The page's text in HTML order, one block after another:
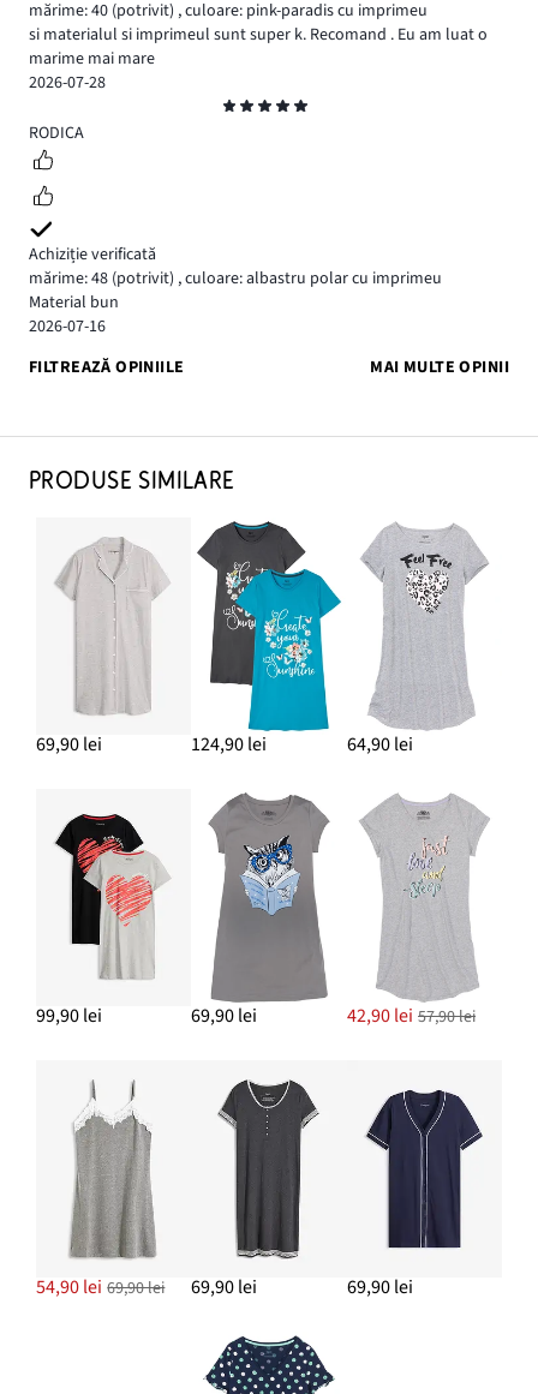
mărime: 40 (potrivit) ,culoare: pink-paradis cu imprimeu
si materialul si imprimeul sunt super k. Recomand . Eu am luat o
marime mai mare
2026-07-28
5
RODICA
Achiziție verificată
mărime: 48 (potrivit) ,culoare: albastru polar cu imprimeu
Material bun
2026-07-16
FILTREAZĂ OPINIILE
MAI MULTE OPINII
PRODUSE SIMILARE
69,90 lei 124,90 lei 64,90 lei
99,90 lei 69,90 lei 42,90 lei 57,90 lei
54,90 lei 69,90 lei 69,90 lei 69,90 lei